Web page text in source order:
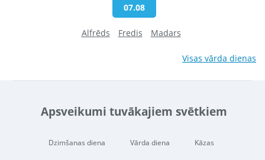
07.08
Alfrēds Fredis Madars
Visas vārda dienas
Apsveikumi tuvākajiem svētkiem
Dzimšanas diena Vārda diena Kāzas